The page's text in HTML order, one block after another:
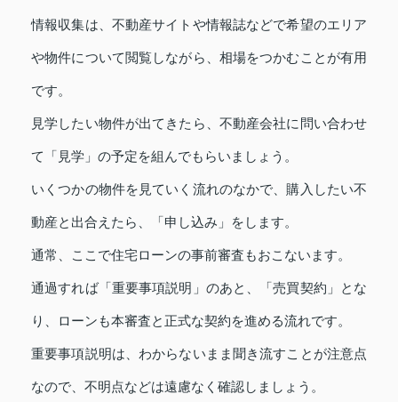
情報収集は、不動産サイトや情報誌などで希望のエリア
や物件について閲覧しながら、相場をつかむことが有用
です。
見学したい物件が出てきたら、不動産会社に問い合わせ
て「見学」の予定を組んでもらいましょう。
いくつかの物件を見ていく流れのなかで、購入したい不
動産と出合えたら、「申し込み」をします。
通常、ここで住宅ローンの事前審査もおこないます。
通過すれば「重要事項説明」のあと、「売買契約」とな
り、ローンも本審査と正式な契約を進める流れです。
重要事項説明は、わからないまま聞き流すことが注意点
なので、不明点などは遠慮なく確認しましょう。